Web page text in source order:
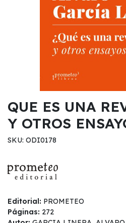
QUE ES UNA
Y OTROS
SKU: ODI0178
Editorial: PROMETEO
Páginas: 272